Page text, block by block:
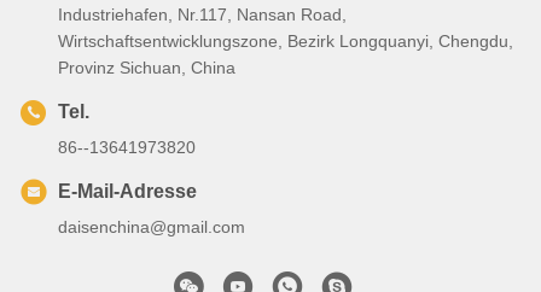
Industriehafen, Nr.117, Nansan Road,
Wirtschaftsentwicklungszone, Bezirk Longquanyi, Chengdu,
Provinz Sichuan, China
Tel.
86--13641973820
E-Mail-Adresse
daisenchina@gmail.com